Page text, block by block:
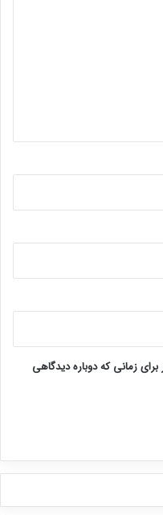
زمانی که دوباره دیدگاهی